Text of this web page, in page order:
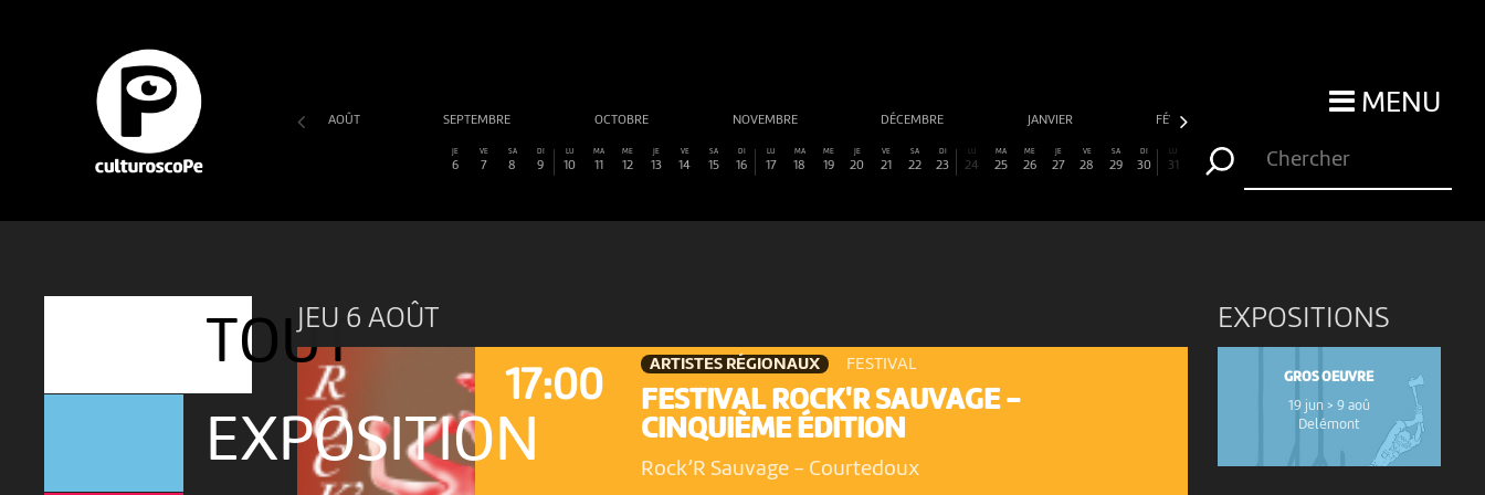
MENU
AOÛT SEPTEMBRE OCTOBRE NOVEMBRE DÉCEMBRE JANVIER FÉVRIER
JE
6
VE
7
SA
8
DI
9
LU
10
MA
11
ME
12
JE
13
VE
14
SA
15
DI
16
LU
17
MA
18
ME
19
JE
20
VE
21
SA
22
DI
23
LU
24
MA
25
ME
26
JE
27
VE
28
SA
29
DI
30
LU
31
TOUT
EXPOSITION
JEU 6 AOÛT
17:00
ARTISTES RÉGIONAUX FESTIVAL
FESTIVAL ROCK'R SAUVAGE -
CINQUIÈME ÉDITION
Rock’R Sauvage - Courtedoux
EXPOSITIONS
GROS OEUVRE
19 jun > 9 aoû
Delémont